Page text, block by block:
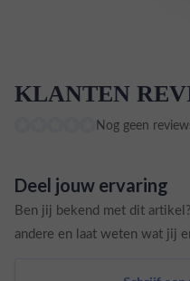
KLANTEN
Nog geen
Deel jouw ervaring
Ben jij bekend met dit
andere en laat weten wat jij